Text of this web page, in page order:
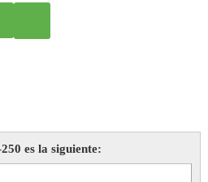
es la siguiente: